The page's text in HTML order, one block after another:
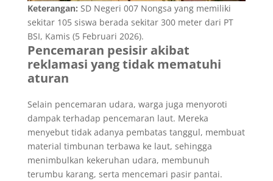
Keterangan: SD Negeri 007 Nongsa yang memiliki
sekitar 105 siswa berada sekitar 300 meter dari PT
BSI, Kamis (5 Februari 2026).
Pencemaran pesisir akibat
reklamasi yang tidak mematuhi
aturan
Selain pencemaran udara, warga juga menyoroti
dampak terhadap pencemaran laut. Mereka
menyebut tidak adanya pembatas tanggul, membuat
material timbunan terbawa ke laut, sehingga
menimbulkan kekeruhan udara, membunuh
terumbu karang, serta mencemari pasir pantai.